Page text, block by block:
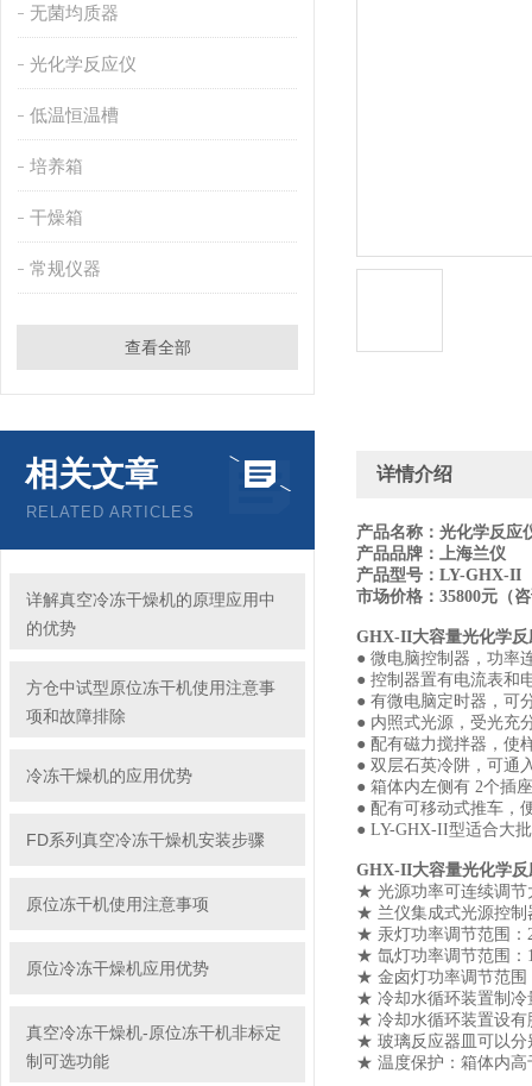
无菌均质器
光化学反应仪
低温恒温槽
培养箱
干燥箱
常规仪器
查看全部
相关文章
RELATED ARTICLES
详解真空冷冻干燥机的原理应用中
的优势
方仓中试型原位冻干机使用注意事
项和故障排除
冷冻干燥机的应用优势
FD系列真空冷冻干燥机安装步骤
原位冻干机使用注意事项
原位冷冻干燥机应用优势
真空冷冻干燥机-原位冻干机非标定
制可选功能
详情介绍
产品名称：光化学反应
产品品牌：上海兰仪
产品型号：LY-GHX-II
市场价格：35800元（
GHX-II大容量光化学
● 微电脑控制器，功率
● 控制器置有电流表和
● 有微电脑定时器，可
● 内照式光源，受光充
● 配有磁力搅拌器，使
● 双层石英冷阱，可通
● 箱体内左侧有 2个插
● 配有可移动式推车，
● LY-GHX-II型适合大
GHX-II大容量光化学
★ 光源功率可连续调节
★ 兰仪集成式光源控制
★ 汞灯功率调节范围：
★ 氙灯功率调节范围：
★ 金卤灯功率调节范围
★ 冷却水循环装置制冷
★ 冷却水循环装置设有
★ 玻璃反应器皿可以分
★ 温度保护：箱体内